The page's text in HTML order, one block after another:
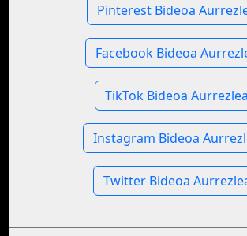
Pinterest Bideoa
Facebook Bideoa
TikTok Bideoa Aurrezlea
Instagram Bideoa
Twitter Bideoa